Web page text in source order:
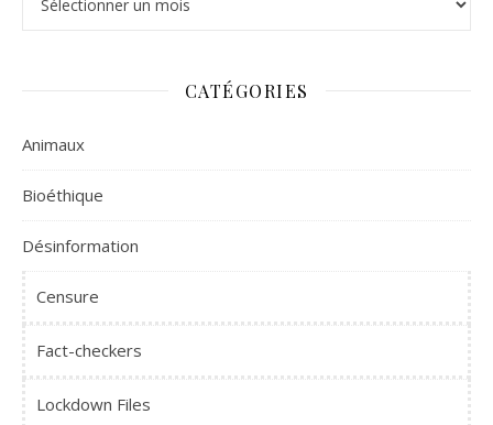
CATÉGORIES
Animaux
Bioéthique
Désinformation
Censure
Fact-checkers
Lockdown Files